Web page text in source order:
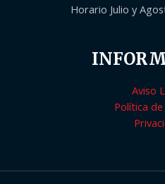
Horario Julio y
Aviso
Política